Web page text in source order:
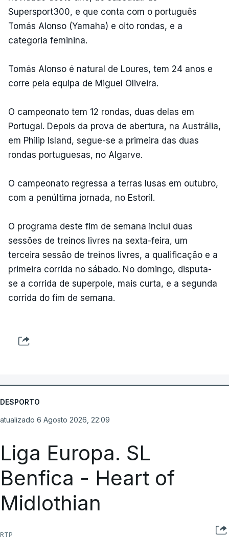
Supersport300, e que conta com o português
Tomás Alonso (Yamaha) e oito rondas, e a
categoria feminina.
Tomás Alonso é natural de Loures, tem 24 anos e
corre pela equipa de Miguel Oliveira.
O campeonato tem 12 rondas, duas delas em
Portugal. Depois da prova de abertura, na Austrália,
em Philip Island, segue-se a primeira das duas
rondas portuguesas, no Algarve.
O campeonato regressa a terras lusas em outubro,
com a penúltima jornada, no Estoril.
O programa deste fim de semana inclui duas
sessões de treinos livres na sexta-feira, um
terceira sessão de treinos livres, a qualificação e a
primeira corrida no sábado. No domingo, disputa-
se a corrida de superpole, mais curta, e a segunda
corrida do fim de semana.
DESPORTO
atualizado 6 Agosto 2026, 22:09
Liga Europa. SL
Benfica - Heart of
Midlothian
RTP